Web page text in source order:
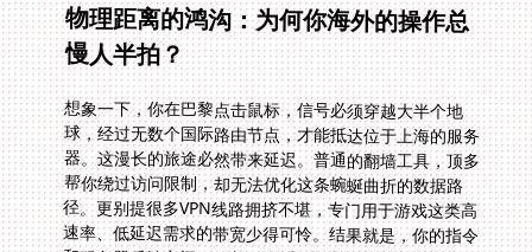
物理距离的鸿沟：为何你海外的操作总
慢人半拍？
想象一下，你在巴黎点击鼠标，信号必须穿越大半个地
球，经过无数个国际路由节点，才能抵达位于上海的服务
器。这漫长的旅途必然带来延迟。普通的翻墙工具，顶多
帮你绕过访问限制，却无法优化这条蜿蜒曲折的数据路
径。更别提很多VPN线路拥挤不堪，专门用于游戏这类高
速率、低延迟需求的带宽少得可怜。结果就是，你的指令
和服务器反馈之间，隔着一道看得见却打不破的叹息之